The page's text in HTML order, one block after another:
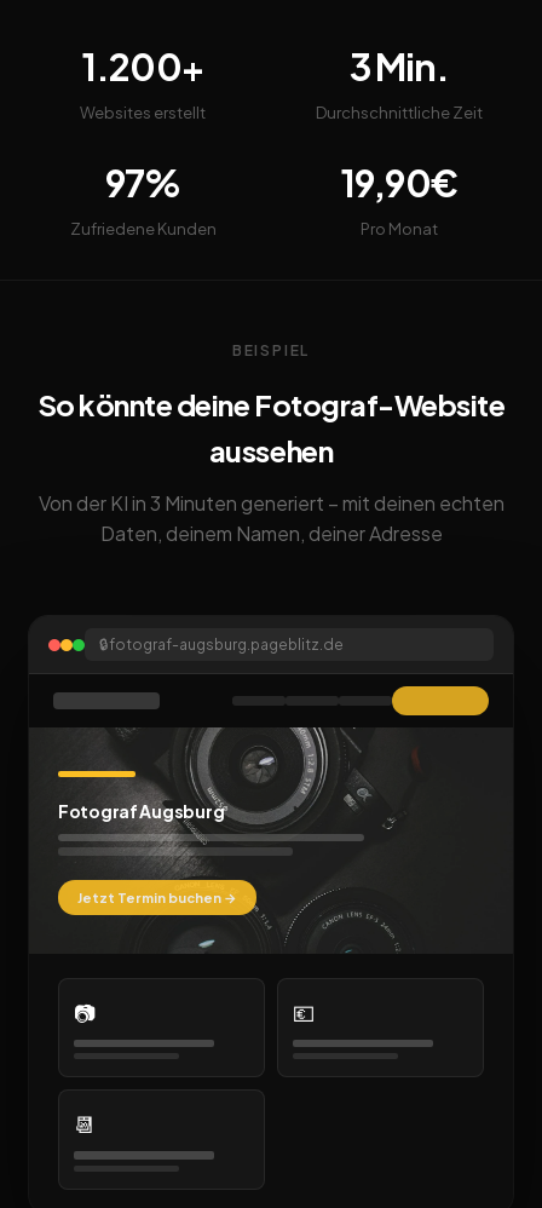
1.200+
Websites erstellt
3 Min.
Durchschnittliche Zeit
97%
Zufriedene Kunden
19,90€
Pro Monat
BEISPIEL
So könnte deine Fotograf-Website
aussehen
Von der KI in 3 Minuten generiert – mit deinen echten
Daten, deinem Namen, deiner Adresse
🔒fotograf-augsburg.pageblitz.de
Fotograf Augsburg
Jetzt Termin buchen →
📷 💶
📆